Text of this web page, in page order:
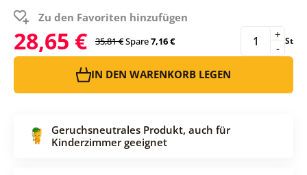
Zu den Favoriten hinzufügen
28,65 € 35,81 €Spare7,16 € -
+ St
IN DEN WARENKORB LEGEN
Geruchsneutrales Produkt, auch für
Kinderzimmer geeignet